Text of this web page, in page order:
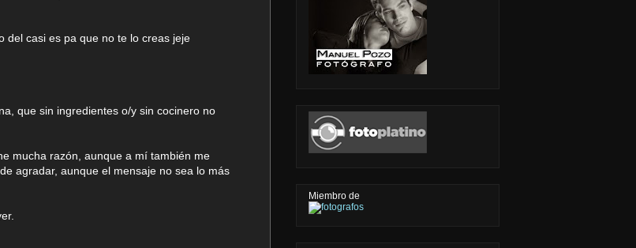
del casi es pa que no te lo creas jeje
que sin ingredientes o/y sin cocinero no
mucha razón, aunque a mí también me
agradar, aunque el mensaje no sea lo más
Miembro de